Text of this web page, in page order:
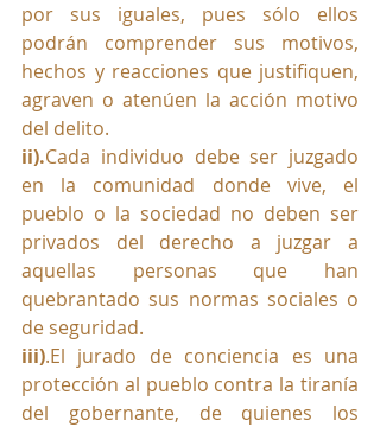
por sus iguales, pues sólo ellos
podrán comprender sus motivos,
hechos y reacciones que justifiquen,
agraven o atenúen la acción motivo
del delito.
ii).Cada individuo debe ser juzgado
en la comunidad donde vive, el
pueblo o la sociedad no deben ser
privados del derecho a juzgar a
aquellas personas que han
quebrantado sus normas sociales o
de seguridad.
iii).El jurado de conciencia es una
protección al pueblo contra la tiranía
del gobernante, de quienes los